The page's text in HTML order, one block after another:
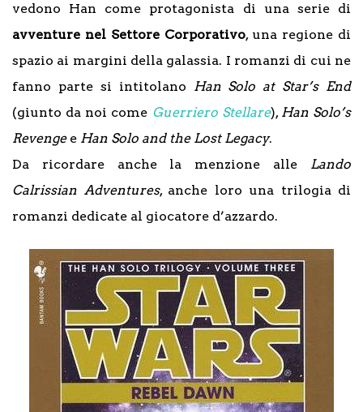
vedono Han come protagonista di una serie di
avventure nel Settore Corporativo, una regione di
spazio ai margini della galassia. I romanzi di cui ne
fanno parte si intitolano Han Solo at Star’s End
(giunto da noi come Guerriero Stellare), Han Solo’s
Revengee Han Solo and the Lost Legacy.
Da ricordare anche la menzione alle Lando
Calrissian Adventures, anche loro una trilogia di
romanzi dedicate al giocatore d’azzardo.